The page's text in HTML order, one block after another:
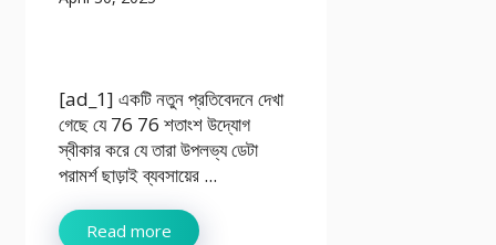
[ad_1] একটি নতুন প্রতিবেদনে দেখা
গেছে যে 76 76 শতাংশ উদ্যোগ
স্বীকার করে যে তারা উপলভ্য ডেটা
পরামর্শ ছাড়াই ব্যবসায়ের ...
Read more